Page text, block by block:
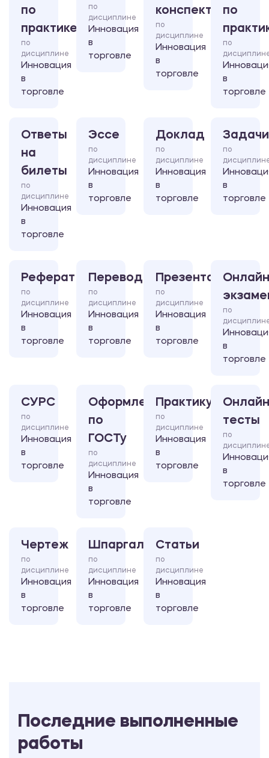
по
практике
по
дисциплине
Инновация
в
торговле
по
дисциплине
Инновация
в
торговле
конспект
по
дисциплине
Инновация
в
торговле
по
по
в
торговле
Ответы
на
билеты
по
дисциплине
Инновация
в
торговле
Эссе
по
дисциплине
Инновация
в
торговле
Доклад
по
дисциплине
Инновация
в
торговле
Задачи
по
в
торговле
Реферат
по
дисциплине
Инновация
в
торговле
Перевод
по
дисциплине
Инновация
в
торговле
Презентация
по
дисциплине
Инновация
в
торговле
по
в
торговле
СУРС
по
дисциплине
Инновация
в
торговле
Оформление
по
ГОСТу
по
дисциплине
Инновация
в
торговле
Практикум
по
дисциплине
Инновация
в
торговле
тесты
по
в
торговле
Чертеж
по
дисциплине
Инновация
в
торговле
Шпаргалка
по
дисциплине
Инновация
в
торговле
Статьи
по
дисциплине
Инновация
в
торговле
Последние выполненные
работы